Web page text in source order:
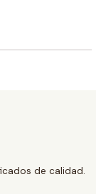
de calidad.